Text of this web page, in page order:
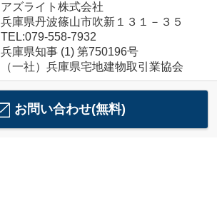
アズライト株式会社
兵庫県丹波篠山市吹新１３１－３５
TEL:079-558-7932
兵庫県知事 (1) 第750196号
（一社）兵庫県宅地建物取引業協会
お問い合わせ(無料)